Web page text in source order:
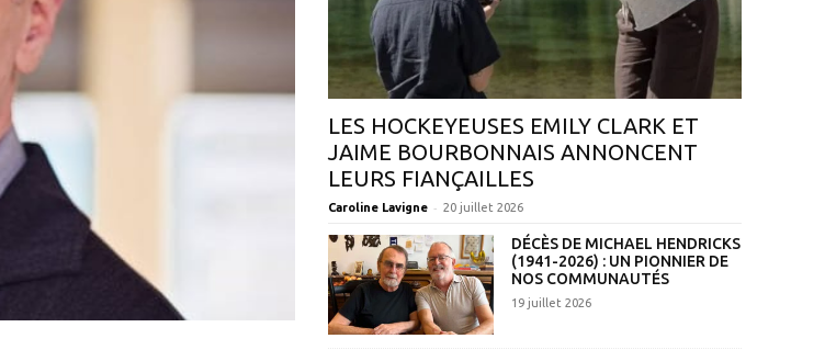
LES HOCKEYEUSES EMILY CLARK ET
JAIME BOURBONNAIS ANNONCENT
LEURS FIANÇAILLES
Caroline Lavigne - 20 juillet 2026
DÉCÈS DE MICHAEL HENDRICKS
(1941-2026) : UN PIONNIER DE
NOS COMMUNAUTÉS
19 juillet 2026